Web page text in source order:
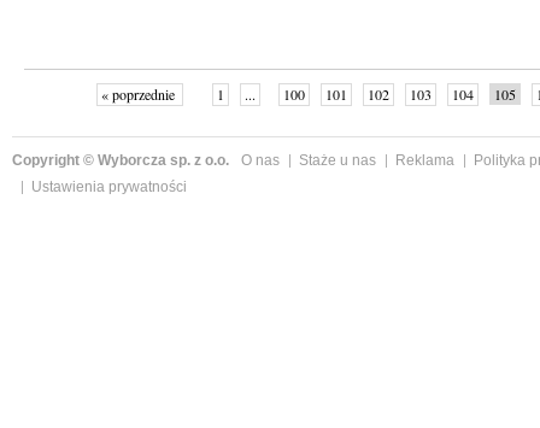
« poprzednie 1 ... 100 101 102 103 104 105
Copyright © Wyborcza sp. z o.o. O nas Staże u nas Reklama
Polityka
Ustawienia prywatności